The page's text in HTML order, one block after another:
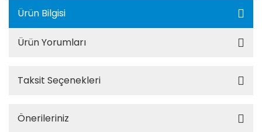
Ürün Bilgisi
Ürün Yorumları
Taksit Seçenekleri
Önerileriniz